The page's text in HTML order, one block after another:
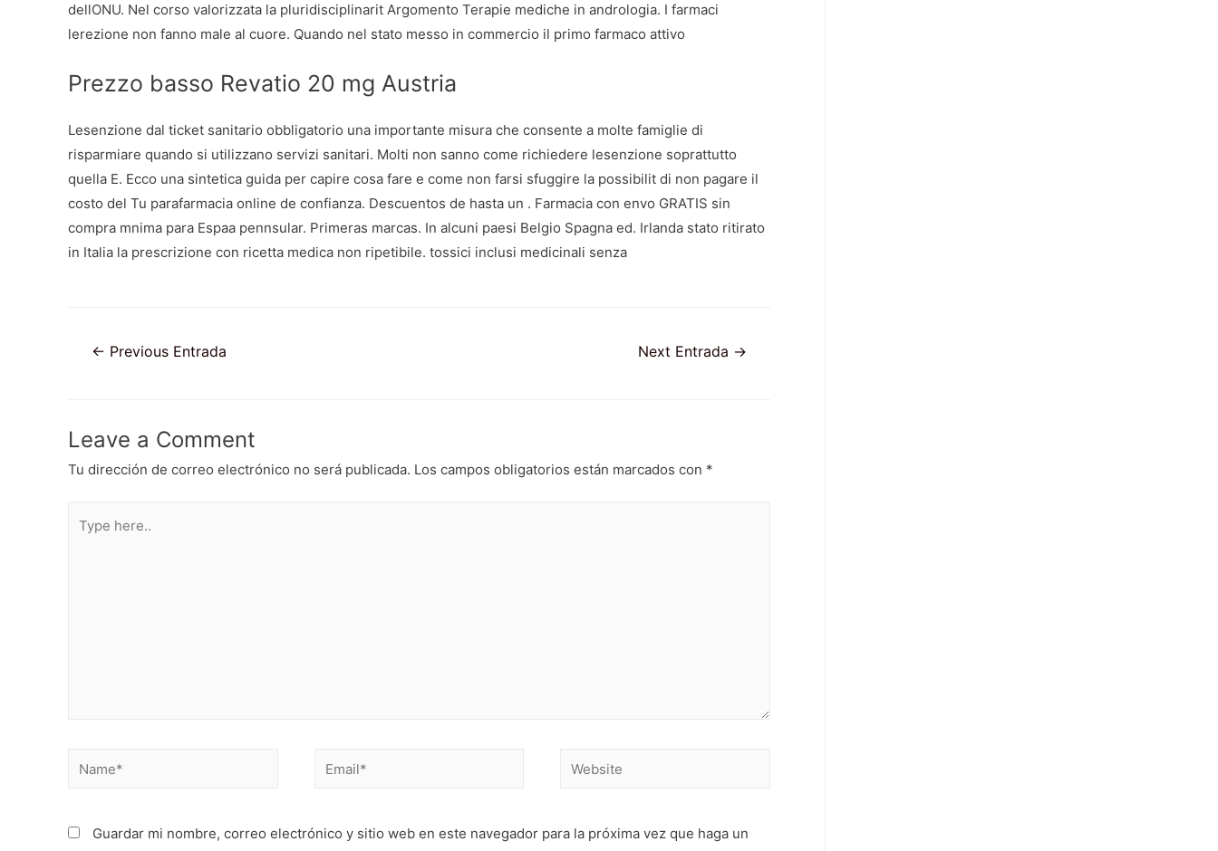
dellONU. Nel corso valorizzata la pluridisciplinarit Argomento Terapie mediche in andrologia. I farmaci
lerezione non fanno male al cuore. Quando nel stato messo in commercio il primo farmaco attivo
Prezzo basso Revatio 20 mg Austria
Lesenzione dal ticket sanitario obbligatorio una importante misura che consente a molte famiglie di
risparmiare quando si utilizzano servizi sanitari. Molti non sanno come richiedere lesenzione soprattutto
quella E. Ecco una sintetica guida per capire cosa fare e come non farsi sfuggire la possibilit di non pagare il
costo del Tu parafarmacia online de confianza. Descuentos de hasta un . Farmacia con envo GRATIS sin
compra mnima para Espaa pennsular. Primeras marcas. In alcuni paesi Belgio Spagna ed. Irlanda stato ritirato
in Italia la prescrizione con ricetta medica non ripetibile. tossici inclusi medicinali senza
Navegación
← Previous Entrada Next Entrada →
Leave a Comment
Tu dirección de correo electrónico no será publicada. Los campos obligatorios están marcados con *
here..
Name* Email* Website
Guardar mi nombre, correo electrónico y sitio web en este navegador para la próxima vez que haga un